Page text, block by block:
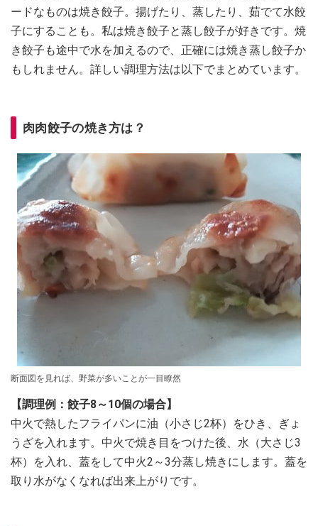
ードなものは焼き餃子。揚げたり、蒸したり、茹でて水餃
子にすることも。私は焼き餃子と蒸し餃子が好きです。焼
き餃子も途中で水を加えるので、正確には焼き蒸し餃子か
もしれません。詳しい調理方法は以下でまとめています。
肉肉餃子の焼き方は？
断面図を見れば、野菜が多いことが一目瞭然
【調理例：餃子8～10個の場合】
中火で熱したフライパンに油（小さじ2杯）をひき、ぎょ
うざを入れます。中火で焼き目をつけた後、水（大さじ3
杯）を入れ、蓋をして中火2～3分蒸し焼きにします。蓋を
取り水がなくなれば出来上がりです。